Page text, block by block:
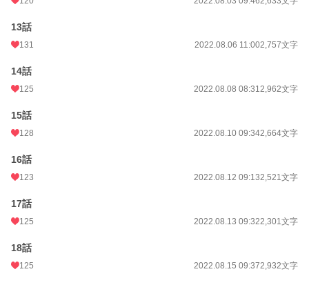
13話
131 2022.08.06 11:002,757文字
14話
125 2022.08.08 08:312,962文字
15話
128 2022.08.10 09:342,664文字
16話
123 2022.08.12 09:132,521文字
17話
125 2022.08.13 09:322,301文字
18話
125 2022.08.15 09:372,932文字